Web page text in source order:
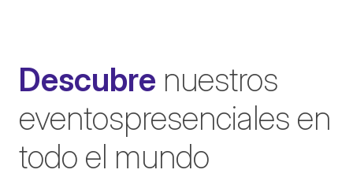
Descubre nuestros
eventospresenciales en
todo el mundo